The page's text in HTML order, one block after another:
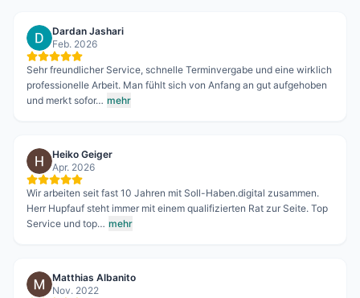
Heiko Geiger
Apr. 2026
Wir arbeiten seit fast 10 Jahren mit Soll-Haben.digital zusammen.
Herr Hupfauf steht immer mit einem qualifizierten Rat zur Seite. Top
Service und top… mehr
Matthias Albanito
Nov. 2022
Durch die digitale Verarbeitung wird sehr viel Papierkram und
Schriftverkehr erspart! Es wird immer alles präzise und detailliert
erledigt. Sollhaben … mehr
Joachim Egart
Nov. 2022